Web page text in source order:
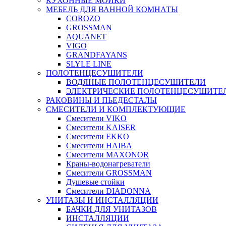
МЕБЕЛЬ ДЛЯ ВАННОЙ КОМНАТЫ
COROZO
GROSSMAN
AQUANET
VIGO
GRANDFAYANS
SLYLE LINE
ПОЛОТЕНЦЕСУШИТЕЛИ
ВОДЯНЫЕ ПОЛОТЕНЦЕСУШИТЕЛИ
ЭЛЕКТРИЧЕСКИЕ
РАКОВИНЫ И ПЬЕДЕСТАЛЫ
СМЕСИТЕЛИ И КОМПЛЕКТУЮЩИЕ
Смесители VIKO
Смесители KAISER
Смесители EKKO
Смесители HAIBA
Смесители MAXONOR
Краны-водонагреватели
Смесители GROSSMAN
Душевые стойки
Смесители DIADONNA
УНИТАЗЫ И ИНСТАЛЛЯЦИИ
БАЧКИ ДЛЯ УНИТАЗОВ
ИНСТАЛЛЯЦИИ